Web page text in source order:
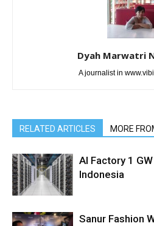
Dyah Marwatri
A journalist in
RELATED ARTICLES MORE
AI Factory 1
Indonesia
Sanur Fashion